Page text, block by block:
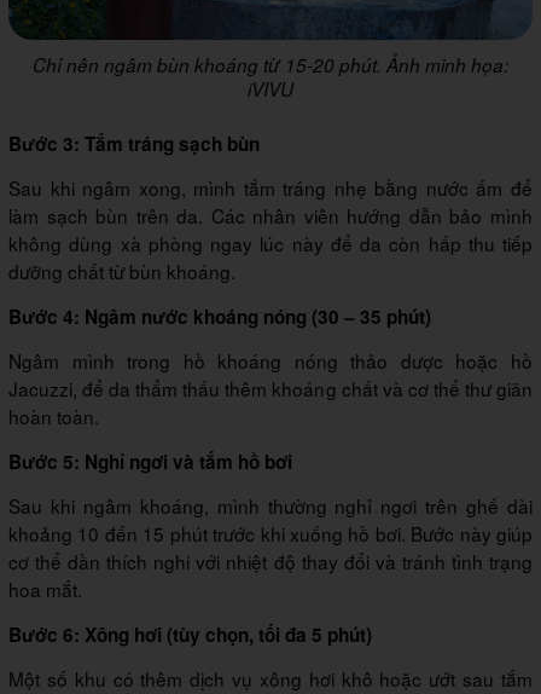
Chỉ nên ngâm bùn khoáng từ 15-20 phút. Ảnh minh họa:
iVIVU
Bước 3: Tắm tráng sạch bùn
Sau khi ngâm xong, mình tắm tráng nhẹ bằng nước ấm để
làm sạch bùn trên da. Các nhân viên hướng dẫn bảo mình
không dùng xà phòng ngay lúc này để da còn hấp thu tiếp
dưỡng chất từ bùn khoáng.
Bước 4: Ngâm nước khoáng nóng (30 – 35 phút)
Ngâm mình trong hồ khoáng nóng thảo dược hoặc hồ
Jacuzzi, để da thẩm thấu thêm khoáng chất và cơ thể thư giãn
hoàn toàn.
Bước 5: Nghỉ ngơi và tắm hồ bơi
Sau khi ngâm khoáng, mình thường nghỉ ngơi trên ghế dài
khoảng 10 đến 15 phút trước khi xuống hồ bơi. Bước này giúp
cơ thể dần thích nghi với nhiệt độ thay đổi và tránh tình trạng
hoa mắt.
Bước 6: Xông hơi (tùy chọn, tối đa 5 phút)
Một số khu có thêm dịch vụ xông hơi khô hoặc ướt sau tắm